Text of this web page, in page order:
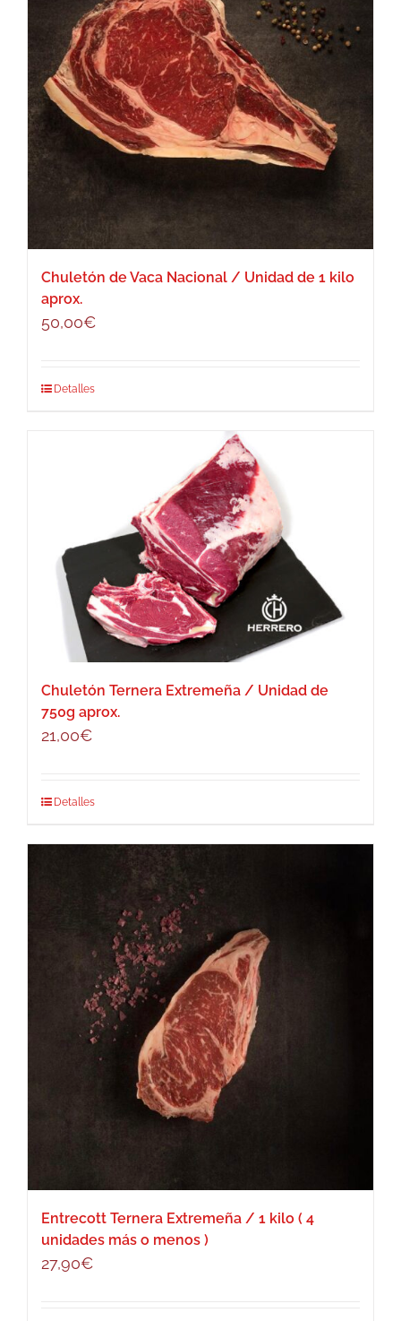
Chuletón de Vaca Nacional / Unidad de 1 kilo
aprox.
50,00€
Detalles
Chuletón Ternera Extremeña / Unidad de
750g aprox.
21,00€
Detalles
Entrecott Ternera Extremeña / 1 kilo ( 4
unidades más o menos )
27,90€